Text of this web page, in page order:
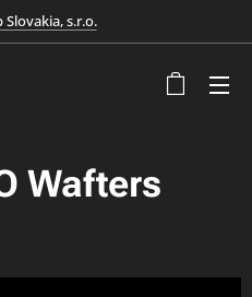
Slovakia, s.r.o.
Wafters